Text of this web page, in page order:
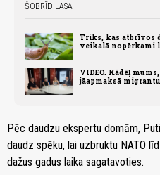
ŠOBRĪD LASA
Triks, kas atbrīvos
veikalā nopērkami
VIDEO. Kādēļ
jāapmaksā
Pēc daudzu ekspertu domām,
daudz spēku, lai uzbruktu NATO
dažus gadus laika sagatavoties.